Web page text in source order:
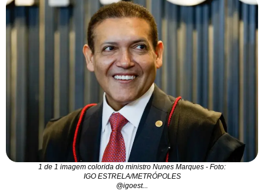
1 de 1 imagem colorida do ministro Nunes Marques - Foto:
IGO ESTRELA/METRÓPOLES
@igoest...